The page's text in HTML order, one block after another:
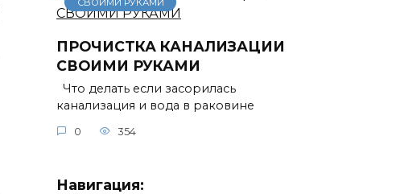
ПРОЧИСТКА КАНАЛИЗАЦИИ
СВОИМИ РУКАМИ
Что делать если засорилась
канализация и вода в раковине
0 354
Навигация: